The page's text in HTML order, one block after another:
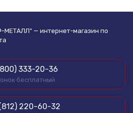
— интернет-магазин по
333-20-36
бесплатный
220-60-32